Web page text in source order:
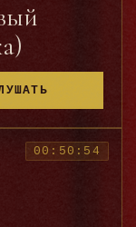
00:50:54